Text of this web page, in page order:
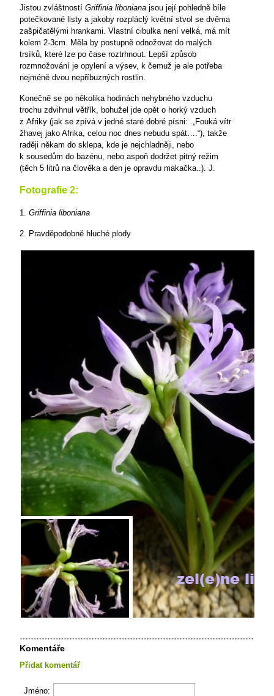
Jistou zvláštností Griffinia liboniana jsou její pohledně bíle
potečkované listy a jakoby rozpláclý květní stvol se dvěma
zašpičatělými hrankami. Vlastní cibulka není velká, má mít
kolem 2-3cm. Měla by postupně odnožovat do malých
trsíků, které lze po čase roztrhnout. Lepší způsob
rozmnožování je opylení a výsev, k čemuž je ale potřeba
nejméně dvou nepříbuzných rostlin.
Konečně se po několika hodinách nehybného vzduchu
trochu zdvihnul větřík, bohužel jde opět o horký vzduch
z Afriky (jak se zpívá v jedné staré dobré písni: „Fouká vítr
žhavej jako Afrika, celou noc dnes nebudu spát….“), takže
raději někam do sklepa, kde je nejchladněji, nebo
k sousedům do bazénu, nebo aspoň dodržet pitný režim
(těch 5 litrů na člověka a den je opravdu makačka..). J.
Fotografie 2:
1. Griffinia liboniana
2. Pravděpodobně hluché plody
Komentáře
Přidat komentář
Jméno: